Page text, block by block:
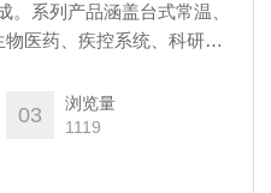
系列产品涵盖台式常温、
医药、疾控系统、科研院
03
浏览量
1119